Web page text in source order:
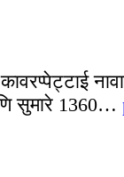
सुमारे 1360…